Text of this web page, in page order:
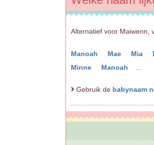
Alternatief voor Maiwenn,
Manoah Mae Mia
Minne
Manoah ...
Gebruik de babynaam